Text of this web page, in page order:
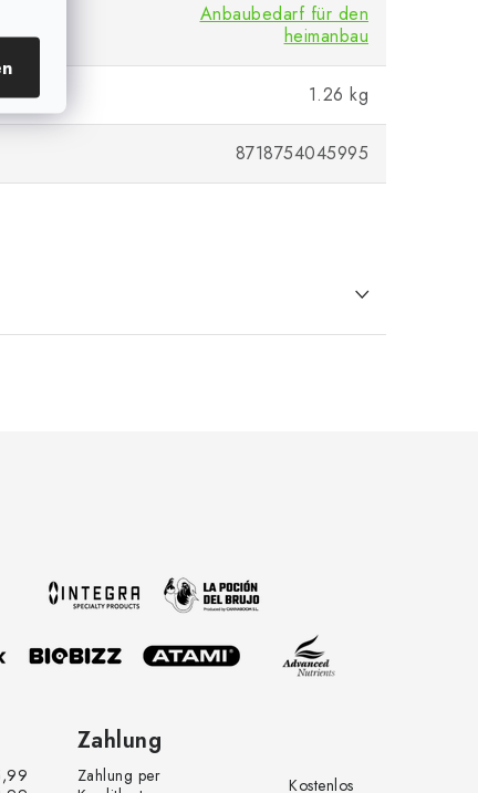
Anbaubedarf für den
heimanbau
1.26 kg
8718754045995
Zahlung
Zahlung per
Kostenlos